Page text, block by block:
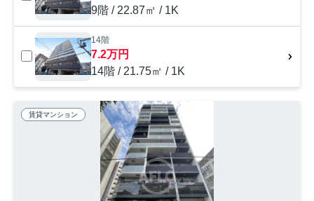
9階 / 22.87㎡ / 1K
14階
7.2万円
14階 / 21.75㎡ / 1K
賃貸マンション